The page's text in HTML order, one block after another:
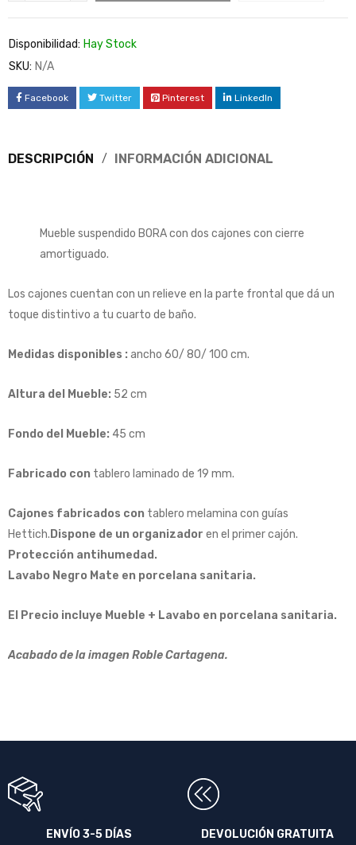
Disponibilidad: Hay Stock
SKU: N/A
Facebook Twitter Pinterest LinkedIn
DESCRIPCIÓN INFORMACIÓN ADICIONAL
Mueble suspendido BORA con dos cajones con cierre
amortiguado.
Los cajones cuentan con un relieve en la parte frontal que dá un
toque distintivo a tu cuarto de baño.
Medidas disponibles : ancho 60/ 80/ 100 cm.
Altura del Mueble: 52 cm
Fondo del Mueble: 45 cm
Fabricado con tablero laminado de 19 mm.
Cajones fabricados con tablero melamina con guías
Hettich. Dispone de un organizador en el primer cajón.
Protección antihumedad.
Lavabo Negro Mate en porcelana sanitaria.
El Precio incluye Mueble + Lavabo en porcelana sanitaria.
Acabado de la imagen Roble Cartagena.
ENVÍO 3-5 DÍAS
DEVOLUCIÓN GRATUITA